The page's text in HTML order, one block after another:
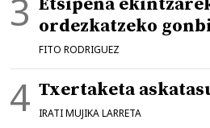
ordezkatzeko
FITO RODRIGUEZ
Txertaketa
IRATI MUJIKA LARRETA